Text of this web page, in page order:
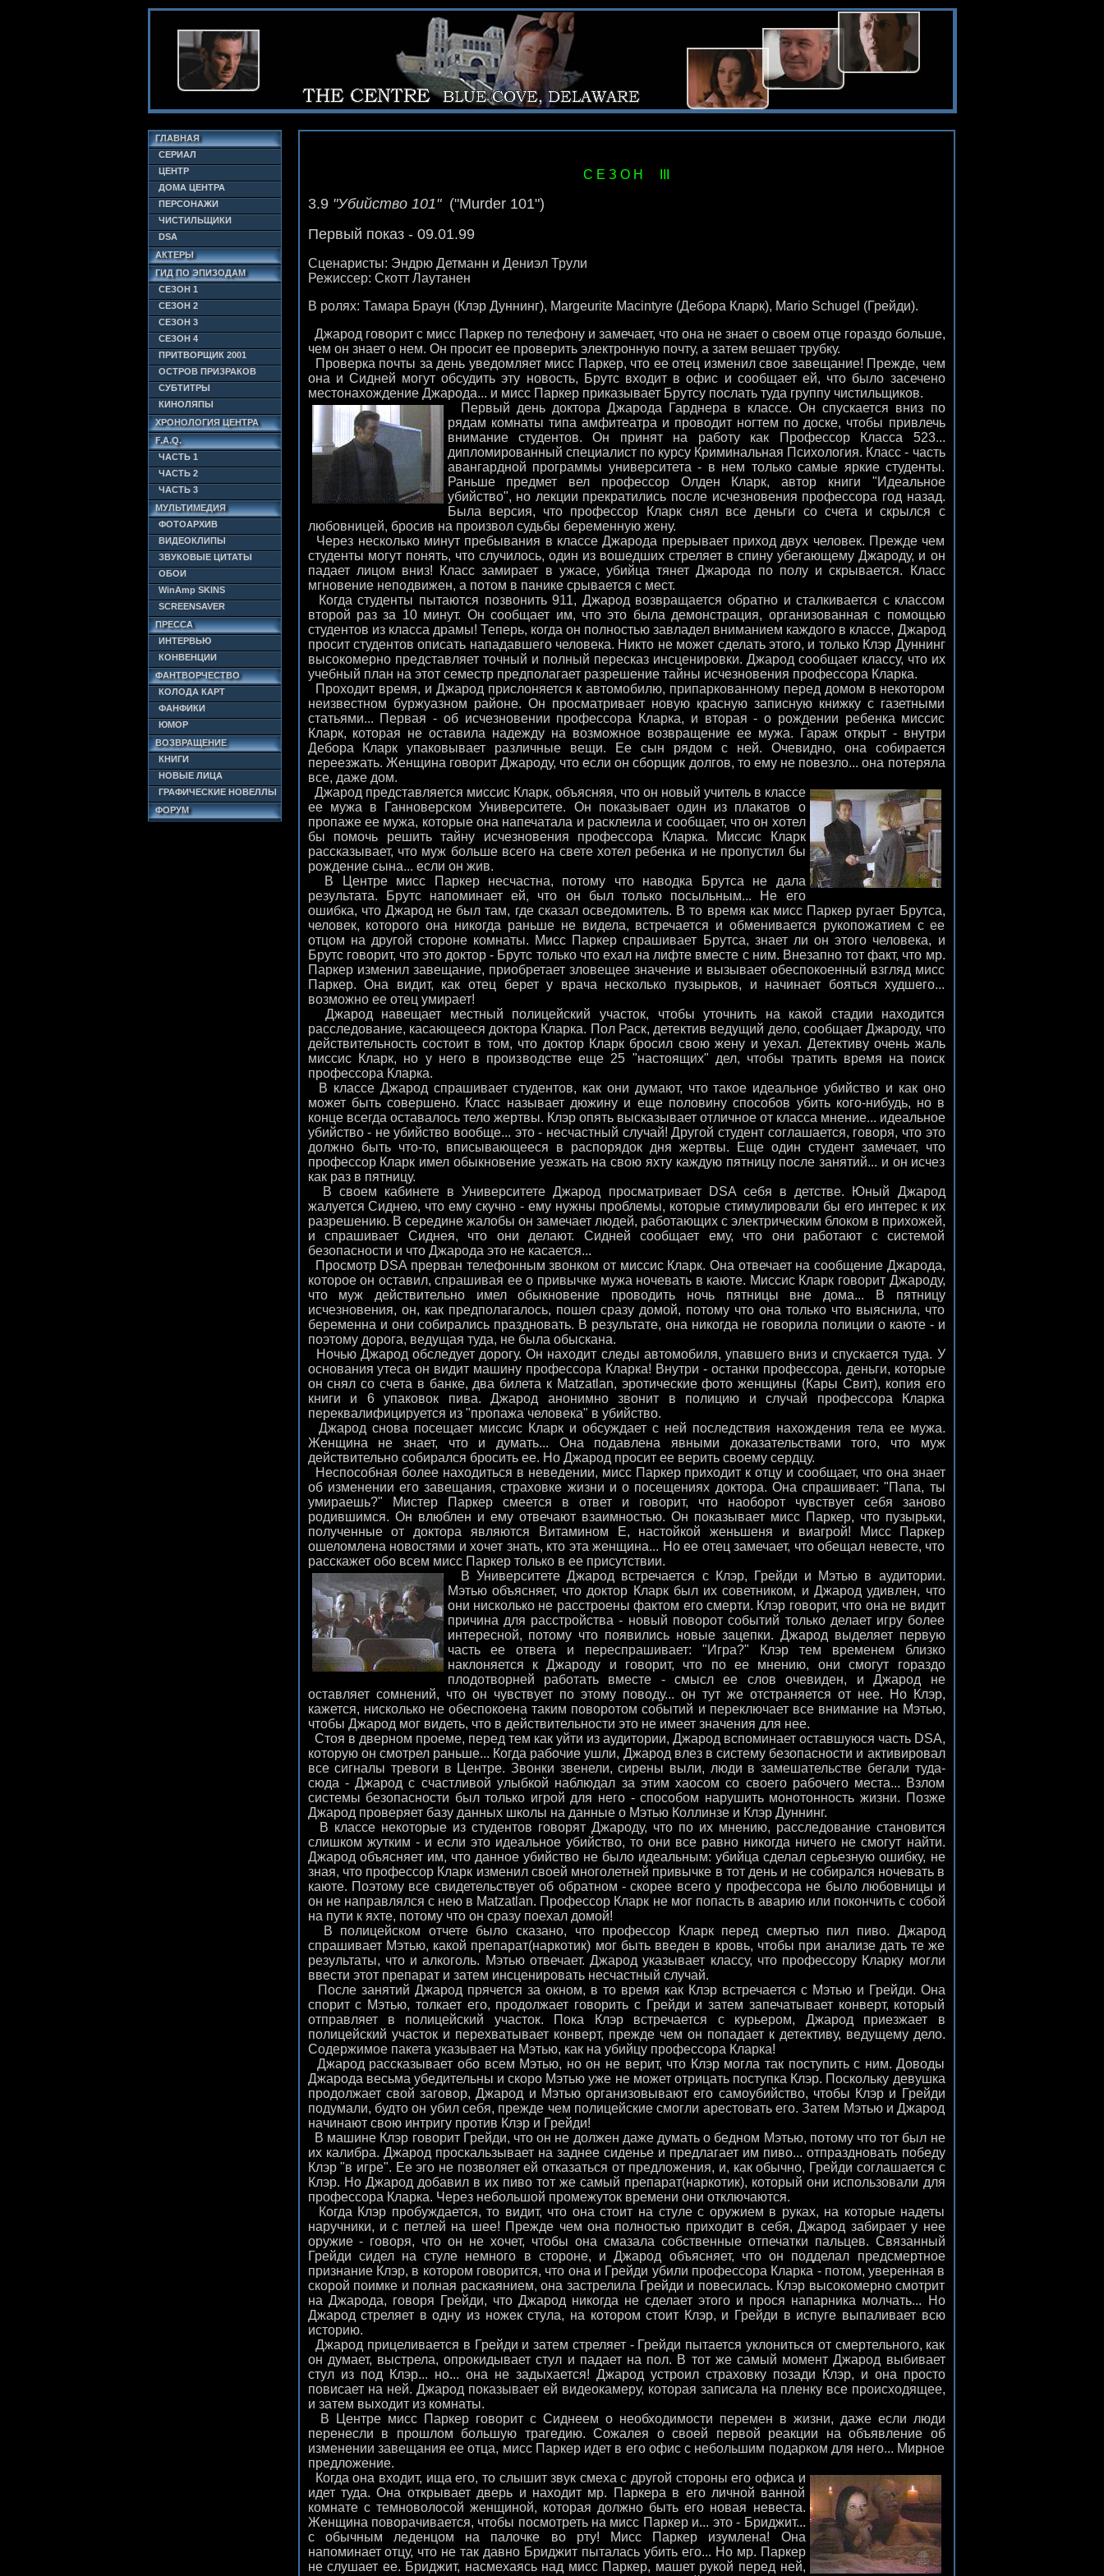
ГЛАВНАЯ
СЕРИАЛ
ЦЕНТР
ДОМА ЦЕНТРА
ПЕРСОНАЖИ
ЧИСТИЛЬЩИКИ
DSA
АКТЕРЫ
ГИД ПО ЭПИЗОДАМ
СЕЗОН 1
СЕЗОН 2
СЕЗОН 3
СЕЗОН 4
ПРИТВОРЩИК 2001
ОСТРОВ ПРИЗРАКОВ
СУБТИТРЫ
КИНОЛЯПЫ
ХРОНОЛОГИЯ ЦЕНТРА
F.A.Q.
ЧАСТЬ 1
ЧАСТЬ 2
ЧАСТЬ 3
МУЛЬТИМЕДИЯ
ФОТОАРХИВ
ВИДЕОКЛИПЫ
ЗВУКОВЫЕ ЦИТАТЫ
ОБОИ
WinAmp SKINS
SCREENSAVER
ПРЕССА
ИНТЕРВЬЮ
КОНВЕНЦИИ
ФАНТВОРЧЕСТВО
КОЛОДА КАРТ
ФАНФИКИ
ЮМОР
ВОЗВРАЩЕНИЕ
КНИГИ
НОВЫЕ ЛИЦА
ГРАФИЧЕСКИЕ НОВЕЛЛЫ
ФОРУМ
С Е З О Н III
3.9 "Убийство 101"("Murder 101")
Первый показ - 09.01.99
Сценаристы: Эндрю Детманн и Дениэл Трули
Режиссер: Скотт Лаутанен
В ролях: Тамара Браун (Клэр Дуннинг), Margeurite Macintyre (Дебора Кларк), Mario Schugel (Грейди).
Джарод говорит с мисс Паркер по телефону и замечает, что она не знает о своем отце гораздо больше,
чем он знает о нем. Он просит ее проверить электронную почту, а затем вешает трубку.
Проверка почты за день уведомляет мисс Паркер, что ее отец изменил свое завещание! Прежде, чем
она и Сидней могут обсудить эту новость, Брутс входит в офис и сообщает ей, что было засечено
местонахождение Джарода... и мисс Паркер приказывает Брутсу послать туда группу чистильщиков.
Первый день доктора Джарода Гарднера в классе. Он спускается вниз по
рядам комнаты типа амфитеатра и проводит ногтем по доске, чтобы привлечь
внимание студентов. Он принят на работу как Профессор Класса 523...
дипломированный специалист по курсу Криминальная Психология. Класс - часть
авангардной программы университета - в нем только самые яркие студенты.
Раньше предмет вел профессор Олден Кларк, автор книги "Идеальное
убийство", но лекции прекратились после исчезновения профессора год назад.
Была версия, что профессор Кларк снял все деньги со счета и скрылся с
любовницей, бросив на произвол судьбы беременную жену.
Через несколько минут пребывания в классе Джарода прерывает приход двух человек. Прежде чем
студенты могут понять, что случилось, один из вошедших стреляет в спину убегающему Джароду, и он
падает лицом вниз! Класс замирает в ужасе, убийца тянет Джарода по полу и скрывается. Класс
мгновение неподвижен, а потом в панике срывается с мест.
Когда студенты пытаются позвонить 911, Джарод возвращается обратно и сталкивается с классом
второй раз за 10 минут. Он сообщает им, что это была демонстрация, организованная с помощью
студентов из класса драмы! Теперь, когда он полностью завладел вниманием каждого в классе, Джарод
просит студентов описать нападавшего человека. Никто не может сделать этого, и только Клэр Дуннинг
высокомерно представляет точный и полный пересказ инсценировки. Джарод сообщает классу, что их
учебный план на этот семестр предполагает разрешение тайны исчезновения профессора Кларка.
Проходит время, и Джарод прислоняется к автомобилю, припаркованному перед домом в некотором
неизвестном буржуазном районе. Он просматривает новую красную записную книжку с газетными
статьями... Первая - об исчезновении профессора Кларка, и вторая - о рождении ребенка миссис
Кларк, которая не оставила надежду на возможное возвращение ее мужа. Гараж открыт - внутри
Дебора Кларк упаковывает различные вещи. Ее сын рядом с ней. Очевидно, она собирается
переезжать. Женщина говорит Джароду, что если он сборщик долгов, то ему не повезло... она потеряла
все, даже дом.
Джарод представляется миссис Кларк, объясняя, что он новый учитель в классе
ее мужа в Ганноверском Университете. Он показывает один из плакатов о
пропаже ее мужа, которые она напечатала и расклеила и сообщает, что он хотел
бы помочь решить тайну исчезновения профессора Кларка. Миссис Кларк
рассказывает, что муж больше всего на свете хотел ребенка и не пропустил бы
рождение сына... если он жив.
В Центре мисс Паркер несчастна, потому что наводка Брутса не дала
результата. Брутс напоминает ей, что он был только посыльным... Не его
ошибка, что Джарод не был там, где сказал осведомитель. В то время как мисс Паркер ругает Брутса,
человек, которого она никогда раньше не видела, встречается и обменивается рукопожатием с ее
отцом на другой стороне комнаты. Мисс Паркер спрашивает Брутса, знает ли он этого человека, и
Брутс говорит, что это доктор - Брутс только что ехал на лифте вместе с ним. Внезапно тот факт, что мр.
Паркер изменил завещание, приобретает зловещее значение и вызывает обеспокоенный взгляд мисс
Паркер. Она видит, как отец берет у врача несколько пузырьков, и начинает бояться худшего...
возможно ее отец умирает!
Джарод навещает местный полицейский участок, чтобы уточнить на какой стадии находится
расследование, касающееся доктора Кларка. Пол Раск, детектив ведущий дело, сообщает Джароду, что
действительность состоит в том, что доктор Кларк бросил свою жену и уехал. Детективу очень жаль
миссис Кларк, но у него в производстве еще 25 "настоящих" дел, чтобы тратить время на поиск
профессора Кларка.
В классе Джарод спрашивает студентов, как они думают, что такое идеальное убийство и как оно
может быть совершено. Класс называет дюжину и еще половину способов убить кого-нибудь, но в
конце всегда оставалось тело жертвы. Клэр опять высказывает отличное от класса мнение... идеальное
убийство - не убийство вообще... это - несчастный случай! Другой студент соглашается, говоря, что это
должно быть что-то, вписывающееся в распорядок дня жертвы. Еще один студент замечает, что
профессор Кларк имел обыкновение уезжать на свою яхту каждую пятницу после занятий... и он исчез
как раз в пятницу.
В своем кабинете в Университете Джарод просматривает DSA себя в детстве. Юный Джарод
жалуется Сиднею, что ему скучно - ему нужны проблемы, которые стимулировали бы его интерес к их
разрешению. В середине жалобы он замечает людей, работающих с электрическим блоком в прихожей,
и спрашивает Сиднея, что они делают. Сидней сообщает ему, что они работают с системой
безопасности и что Джарода это не касается...
Просмотр DSA прерван телефонным звонком от миссис Кларк. Она отвечает на сообщение Джарода,
которое он оставил, спрашивая ее о привычке мужа ночевать в каюте. Миссис Кларк говорит Джароду,
что муж действительно имел обыкновение проводить ночь пятницы вне дома... В пятницу
исчезновения, он, как предполагалось, пошел сразу домой, потому что она только что выяснила, что
беременна и они собирались праздновать. В результате, она никогда не говорила полиции о каюте - и
поэтому дорога, ведущая туда, не была обыскана.
Ночью Джарод обследует дорогу. Он находит следы автомобиля, упавшего вниз и спускается туда. У
основания утеса он видит машину профессора Кларка! Внутри - останки профессора, деньги, которые
он снял со счета в банке, два билета к Matzatlan, эротические фото женщины (Кары Свит), копия его
книги и 6 упаковок пива. Джарод анонимно звонит в полицию и случай профессора Кларка
переквалифицируется из "пропажа человека" в убийство.
Джарод снова посещает миссис Кларк и обсуждает с ней последствия нахождения тела ее мужа.
Женщина не знает, что и думать... Она подавлена явными доказательствами того, что муж
действительно собирался бросить ее. Но Джарод просит ее верить своему сердцу.
Неспособная более находиться в неведении, мисс Паркер приходит к отцу и сообщает, что она знает
об изменении его завещания, страховке жизни и о посещениях доктора. Она спрашивает: "Папа, ты
умираешь?" Мистер Паркер смеется в ответ и говорит, что наоборот чувствует себя заново
родившимся. Он влюблен и ему отвечают взаимностью. Он показывает мисс Паркер, что пузырьки,
полученные от доктора являются Витамином E, настойкой женьшеня и виагрой! Мисс Паркер
ошеломлена новостями и хочет знать, кто эта женщина... Но ее отец замечает, что обещал невесте, что
расскажет обо всем мисс Паркер только в ее присутствии.
В Университете Джарод встречается с Клэр, Грейди и Мэтью в аудитории.
Мэтью объясняет, что доктор Кларк был их советником, и Джарод удивлен, что
они нисколько не расстроены фактом его смерти. Клэр говорит, что она не видит
причина для расстройства - новый поворот событий только делает игру более
интересной, потому что появились новые зацепки. Джарод выделяет первую
часть ее ответа и переспрашивает: "Игра?" Клэр тем временем близко
наклоняется к Джароду и говорит, что по ее мнению, они смогут гораздо
плодотворней работать вместе - смысл ее слов очевиден, и Джарод не
оставляет сомнений, что он чувствует по этому поводу... он тут же отстраняется от нее. Но Клэр,
кажется, нисколько не обеспокоена таким поворотом событий и переключает все внимание на Мэтью,
чтобы Джарод мог видеть, что в действительности это не имеет значения для нее.
Стоя в дверном проеме, перед тем как уйти из аудитории, Джарод вспоминает оставшуюся часть DSA,
которую он смотрел раньше... Когда рабочие ушли, Джарод влез в систему безопасности и активировал
все сигналы тревоги в Центре. Звонки звенели, сирены выли, люди в замешательстве бегали туда-
сюда - Джарод с счастливой улыбкой наблюдал за этим хаосом со своего рабочего места... Взлом
системы безопасности был только игрой для него - способом нарушить монотонность жизни. Позже
Джарод проверяет базу данных школы на данные о Мэтью Коллинзе и Клэр Дуннинг.
В классе некоторые из студентов говорят Джароду, что по их мнению, расследование становится
слишком жутким - и если это идеальное убийство, то они все равно никогда ничего не смогут найти.
Джарод объясняет им, что данное убийство не было идеальным: убийца сделал серьезную ошибку, не
зная, что профессор Кларк изменил своей многолетней привычке в тот день и не собирался ночевать в
каюте. Поэтому все свидетельствует об обратном - скорее всего у профессора не было любовницы и
он не направлялся с нею в Matzatlan. Профессор Кларк не мог попасть в аварию или покончить с собой
на пути к яхте, потому что он сразу поехал домой!
В полицейском отчете было сказано, что профессор Кларк перед смертью пил пиво. Джарод
спрашивает Мэтью, какой препарат(наркотик) мог быть введен в кровь, чтобы при анализе дать те же
результаты, что и алкоголь. Мэтью отвечает. Джарод указывает классу, что профессору Кларку могли
ввести этот препарат и затем инсценировать несчастный случай.
После занятий Джарод прячется за окном, в то время как Клэр встречается с Мэтью и Грейди. Она
спорит с Мэтью, толкает его, продолжает говорить с Грейди и затем запечатывает конверт, который
отправляет в полицейский участок. Пока Клэр встречается с курьером, Джарод приезжает в
полицейский участок и перехватывает конверт, прежде чем он попадает к детективу, ведущему дело.
Содержимое пакета указывает на Мэтью, как на убийцу профессора Кларка!
Джарод рассказывает обо всем Мэтью, но он не верит, что Клэр могла так поступить с ним. Доводы
Джарода весьма убедительны и скоро Мэтью уже не может отрицать поступка Клэр. Поскольку девушка
продолжает свой заговор, Джарод и Мэтью организовывают его самоубийство, чтобы Клэр и Грейди
подумали, будто он убил себя, прежде чем полицейские смогли арестовать его. Затем Мэтью и Джарод
начинают свою интригу против Клэр и Грейди!
В машине Клэр говорит Грейди, что он не должен даже думать о бедном Мэтью, потому что тот был не
их калибра. Джарод проскальзывает на заднее сиденье и предлагает им пиво... отпраздновать победу
Клэр "в игре". Ее эго не позволяет ей отказаться от предложения, и, как обычно, Грейди соглашается с
Клэр. Но Джарод добавил в их пиво тот же самый препарат(наркотик), который они использовали для
профессора Кларка. Через небольшой промежуток времени они отключаются.
Когда Клэр пробуждается, то видит, что она стоит на стуле с оружием в руках, на которые надеты
наручники, и с петлей на шее! Прежде чем она полностью приходит в себя, Джарод забирает у нее
оружие - говоря, что он не хочет, чтобы она смазала собственные отпечатки пальцев. Связанный
Грейди сидел на стуле немного в стороне, и Джарод объясняет, что он подделал предсмертное
признание Клэр, в котором говорится, что она и Грейди убили профессора Кларка - потом, уверенная в
скорой поимке и полная раскаянием, она застрелила Грейди и повесилась. Клэр высокомерно смотрит
на Джарода, говоря Грейди, что Джарод никогда не сделает этого и прося напарника молчать... Но
Джарод стреляет в одну из ножек стула, на котором стоит Клэр, и Грейди в испуге выпаливает всю
историю.
Джарод прицеливается в Грейди и затем стреляет - Грейди пытается уклониться от смертельного, как
он думает, выстрела, опрокидывает стул и падает на пол. В тот же самый момент Джарод выбивает
стул из под Клэр... но... она не задыхается! Джарод устроил страховку позади Клэр, и она просто
повисает на ней. Джарод показывает ей видеокамеру, которая записала на пленку все происходящее,
и затем выходит из комнаты.
В Центре мисс Паркер говорит с Сиднеем о необходимости перемен в жизни, даже если люди
перенесли в прошлом большую трагедию. Сожалея о своей первой реакции на объявление об
изменении завещания ее отца, мисс Паркер идет в его офис с небольшим подарком для него... Мирное
предложение.
Когда она входит, ища его, то слышит звук смеха с другой стороны его офиса и
идет туда. Она открывает дверь и находит мр. Паркера в его личной ванной
комнате с темноволосой женщиной, которая должно быть его новая невеста.
Женщина поворачивается, чтобы посмотреть на мисс Паркер и... это - Бриджит...
с обычным леденцом на палочке во рту! Мисс Паркер изумлена! Она
напоминает отцу, что не так давно Бриджит пыталась убить его... Но мр. Паркер
не слушает ее. Бриджит, насмехаясь над мисс Паркер, машет рукой перед ней,